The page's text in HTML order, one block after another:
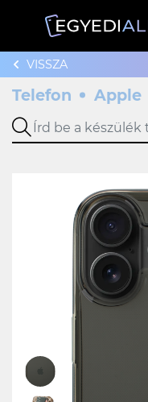
VISSZA
Telefon Apple